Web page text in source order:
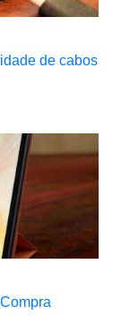
de cabos